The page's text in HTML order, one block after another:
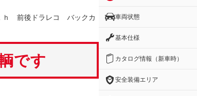
ｈ 前後ドラレコ バックカ
です
車両状態
基本仕様
カタログ情報（新車時）
安全装備エリア